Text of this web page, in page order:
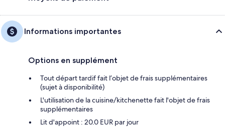
Informations importantes
Options en supplément
Tout départ tardif fait l’objet de frais supplémentaires
(sujet à disponibilité)
L'utilisation de la cuisine/kitchenette fait l'objet de frais
supplémentaires
Lit d'appoint : 20.0 EUR par jour